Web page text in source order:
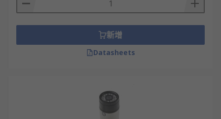
新增
Datasheets